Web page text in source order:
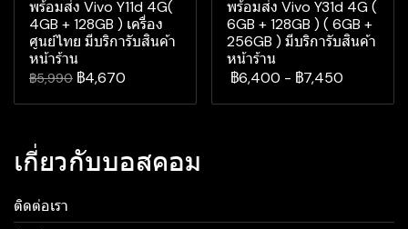
พร้อมส่ง Vivo Y11d 4G(
4GB + 128GB ) เครื่อง
ศูนย์ไทย มีบริการับสินค้า
หน้าร้าน
฿5,990 ฿4,670
พร้อมส่ง Vivo Y31d 4G (
6GB + 128GB ) ( 6GB +
256GB ) มีบริการับสินค้า
หน้าร้าน
฿6,400 - ฿7,450
เกี่ยวกับบอสคอม
ติดต่อเรา